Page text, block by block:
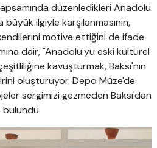
düzenledikleri Anadolu
ilgiyle karşılanmasının,
motive ettiğini de ifade
dair, "Anadolu'yu eski kültürel
kavuşturmak, Baksı'nın
oluşturuyor. Depo Müze'de
sergimizi gezmeden Baksı'dan
bulundu.